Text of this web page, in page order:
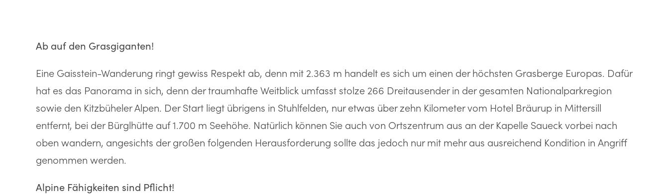
Ab auf den Grasgiganten!
Eine Gaisstein-Wanderung ringt gewiss Respekt ab, denn mit 2.363 m handelt es sich um einen der höchsten Grasberge Europas. Dafür
hat es das Panorama in sich, denn der traumhafte Weitblick umfasst stolze 266 Dreitausender in der gesamten Nationalparkregion
sowie den Kitzbüheler Alpen. Der Start liegt übrigens in Stuhlfelden, nur etwas über zehn Kilometer vom Hotel Bräurup in Mittersill
entfernt, bei der Bürglhütte auf 1.700 m Seehöhe. Natürlich können Sie auch von Ortszentrum aus an der Kapelle Saueck vorbei nach
oben wandern, angesichts der großen folgenden Herausforderung sollte das jedoch nur mit mehr aus ausreichend Kondition in Angriff
genommen werden.
Alpine Fähigkeiten sind Pflicht!